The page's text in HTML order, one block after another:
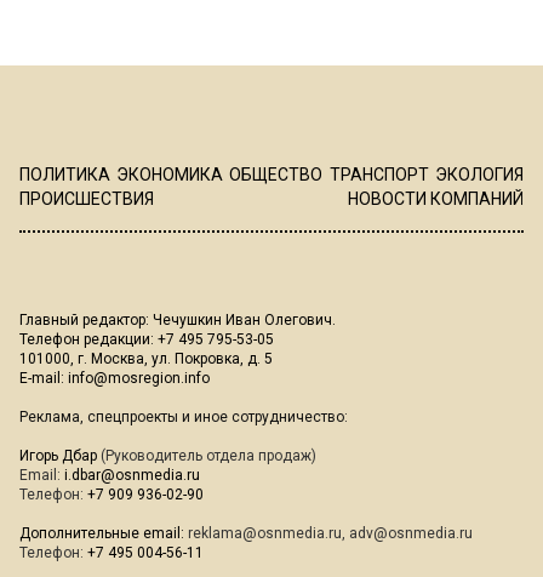
ПОЛИТИКА ЭКОНОМИКА ОБЩЕСТВО ТРАНСПОРТ ЭКОЛОГИЯ
ПРОИСШЕСТВИЯ
НОВОСТИ КОМПАНИЙ
Главный редактор: Чечушкин Иван Олегович.
Телефон редакции: +7 495 795-53-05
101000, г. Москва, ул. Покровка, д. 5
E-mail: info@mosregion.info
Реклама, спецпроекты и иное сотрудничество:
Игорь Дбар (Руководитель отдела продаж)
Email: i.dbar@osnmedia.ru
Телефон: +7 909 936-02-90
Дополнительные email: reklama@osnmedia.ru, adv@osnmedia.ru
Телефон: +7 495 004-56-11